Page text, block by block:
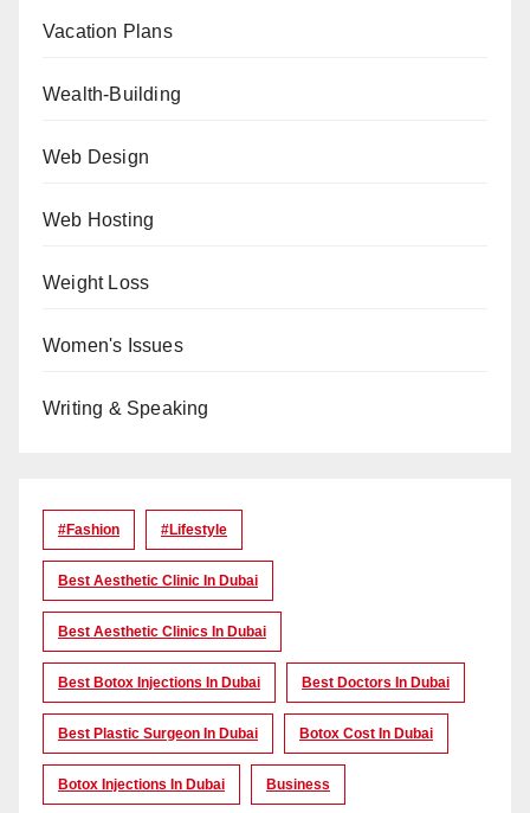
Vacation Plans
Wealth-Building
Web Design
Web Hosting
Weight Loss
Women's Issues
Writing & Speaking
#Fashion #lifestyle
Best Aesthetic Clinic In Dubai
Best Aesthetic Clinics In Dubai
Best Botox Injections In Dubai Best Doctors In Dubai
Best Plastic Surgeon In Dubai Botox Cost In Dubai
Botox Injections In Dubai Business